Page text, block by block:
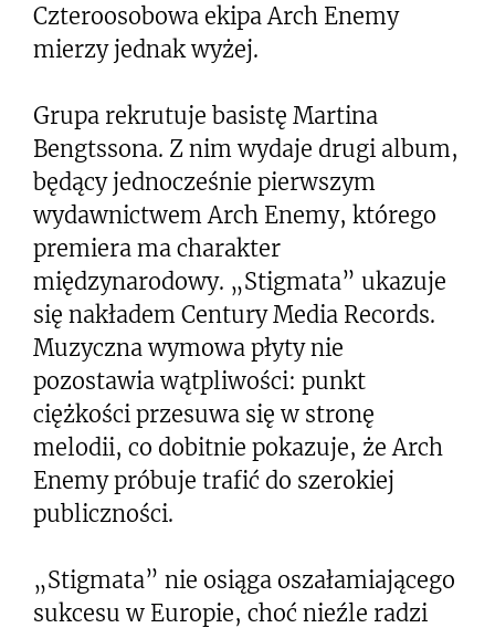
Czteroosobowa ekipa Arch Enemy
mierzy jednak wyżej.
Grupa rekrutuje basistę Martina
Bengtssona. Z nim wydaje drugi album,
będący jednocześnie pierwszym
wydawnictwem Arch Enemy, którego
premiera ma charakter
międzynarodowy. „Stigmata” ukazuje
się nakładem Century Media Records.
Muzyczna wymowa płyty nie
pozostawia wątpliwości: punkt
ciężkości przesuwa się w stronę
melodii, co dobitnie pokazuje, że Arch
Enemy próbuje trafić do szerokiej
publiczności.
„Stigmata” nie osiąga oszałamiającego
sukcesu w Europie, choć nieźle radzi